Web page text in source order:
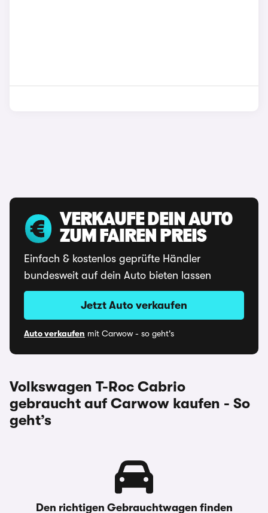
VERKAUFE DEIN AUTO
ZUM FAIREN PREIS
Einfach & kostenlos geprüfte Händler
bundesweit auf dein Auto bieten lassen
Jetzt Auto verkaufen
Auto verkaufen mit Carwow - so geht's
Volkswagen T-Roc Cabrio
gebraucht auf Carwow kaufen - So
geht’s
Den richtigen Gebrauchtwagen finden